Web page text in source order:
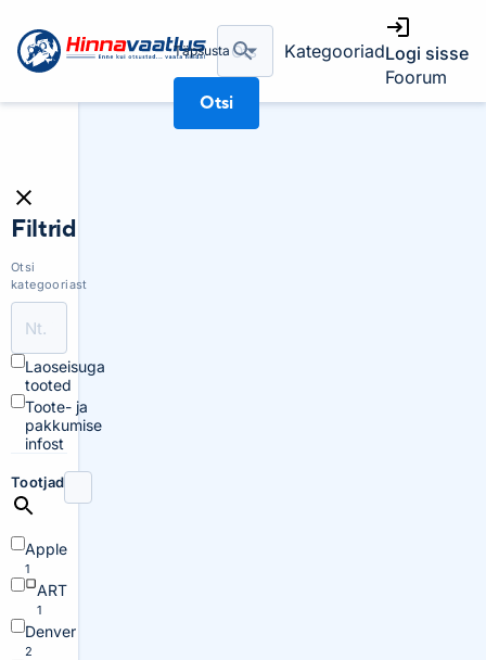
Täpsusta
Otsi
KategooriadLogi sisse
Foorum
Filtrid
Otsi
kategooriast
Laoseisuga
tooted
Toote- ja
pakkumise
infost
Tootjad
Apple
1
ART
1
Denver
2